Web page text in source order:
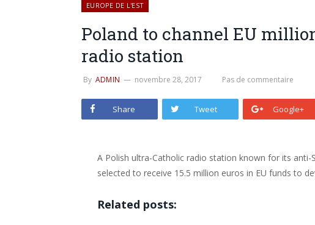
EUROPE DE L'EST
Poland to channel EU
radio station
By ADMIN novembre 28, 2017 Pas de commentaire
Share Tweet Google+
A Polish ultra-Catholic radio station known for its anti-
selected to receive 15.5 million euros in EU funds to
Related posts: